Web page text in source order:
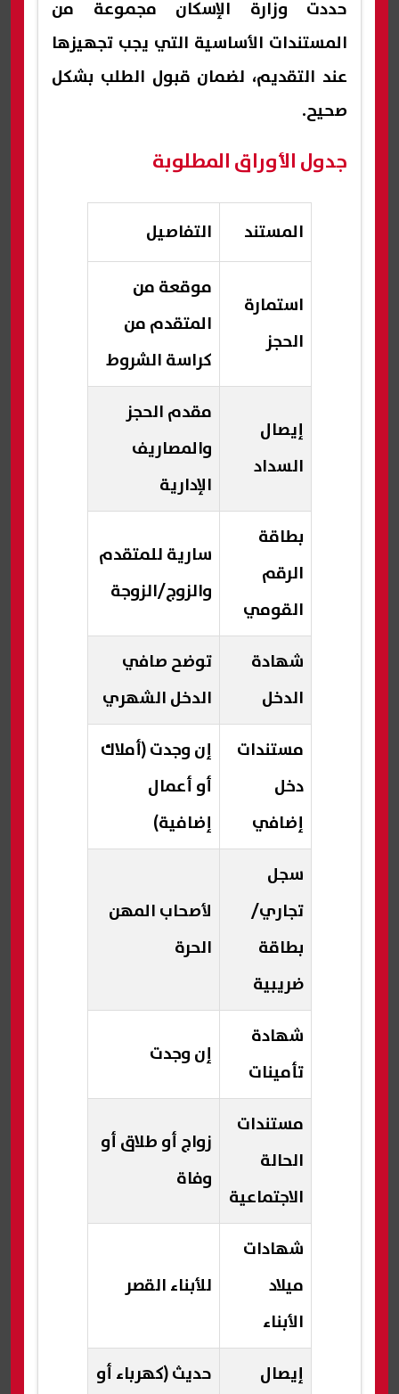
حددت وزارة الإسكان مجموعة من
المستندات الأساسية التي يجب تجهيزها
عند التقديم، لضمان قبول الطلب بشكل
صحيح.
جدول الأوراق المطلوبة
المستند التفاصيل
استمارة
الحجز
موقعة من
المتقدم من
كراسة الشروط
إيصال
السداد
مقدم الحجز
والمصاريف
الإدارية
بطاقة
الرقم
القومي
سارية للمتقدم
والزوج/الزوجة
شهادة
الدخل
توضح صافي
الدخل الشهري
مستندات
دخل
إضافي
إن وجدت (أملاك
أو أعمال
إضافية)
سجل
تجاري/
بطاقة
ضريبية
لأصحاب المهن
الحرة
شهادة
تأمينات
إن وجدت
مستندات
الحالة
الاجتماعية
زواج أو طلاق أو
وفاة
شهادات
ميلاد
الأبناء
للأبناء القصر
إيصال
حديث (كهرباء أو